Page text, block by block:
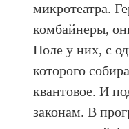
микротеатра.
комбайнеры,
Поле у них, с
которого
квантовое. И
законам. В